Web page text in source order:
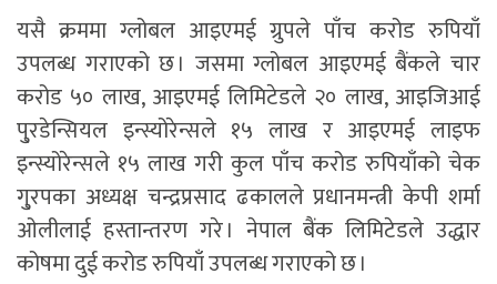
यसै क्रममा ग्लोबल आइएमई ग्रुपले पाँच करोड रुपियाँ
उपलब्ध गराएको छ । जसमा ग्लोबल आइएमई बैंकले चार
करोड ५० लाख, आइएमई लिमिटेडले २० लाख, आइजिआई
पु्रडेन्सियल इन्स्योरेन्सले १५ लाख र आइएमई लाइफ
इन्स्योरेन्सले १५ लाख गरी कुल पाँच करोड रुपियाँको चेक
गु्रपका अध्यक्ष चन्द्रप्रसाद ढकालले प्रधानमन्त्री केपी शर्मा
ओलीलाई हस्तान्तरण गरे । नेपाल बैंक लिमिटेडले उद्धार
कोषमा दुई करोड रुपियाँ उपलब्ध गराएको छ ।